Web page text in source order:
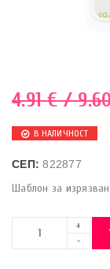
4.91€/
В НАЛИЧНОСТ
СЕП:822877
Шаблон за